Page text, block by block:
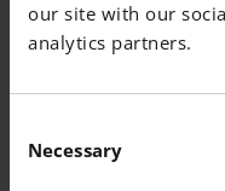
our site with our
analytics partners.
Selection
Necessary
아이조드 충격 강도
X 방향
X 방향